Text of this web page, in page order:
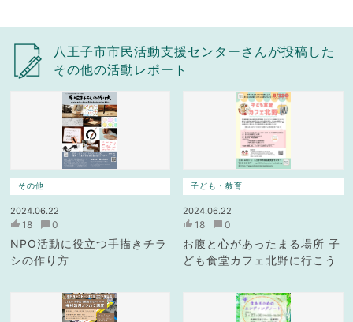
八王子市市民活動支援センターさんが投稿した
その他の活動レポート
その他
2024.06.22
18 0
NPO活動に役立つ手描きチラ
シの作り方
子ども・教育
2024.06.22
18 0
お腹と心があったまる場所 子
ども食堂カフェ北野に行こう